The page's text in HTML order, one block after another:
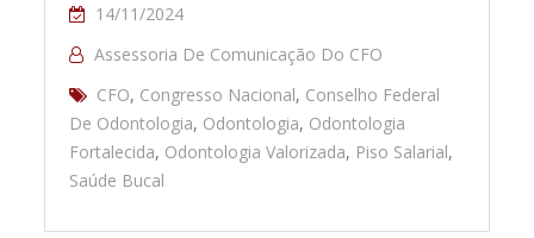
14/11/2024
Assessoria De Comunicação Do CFO
CFO, Congresso Nacional, Conselho Federal
De Odontologia, Odontologia, Odontologia
Fortalecida, Odontologia Valorizada, Piso Salarial,
Saúde Bucal